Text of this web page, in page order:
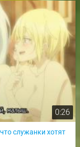
0:26
служанки хотят